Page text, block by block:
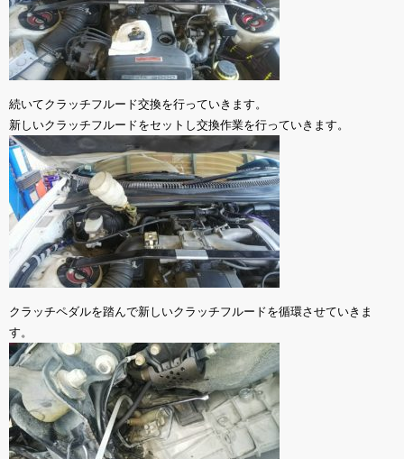
続いてクラッチフルード交換を行っていきます。
新しいクラッチフルードをセットし交換作業を行っていきます。
クラッチペダルを踏んで新しいクラッチフルードを循環させていきま
す。